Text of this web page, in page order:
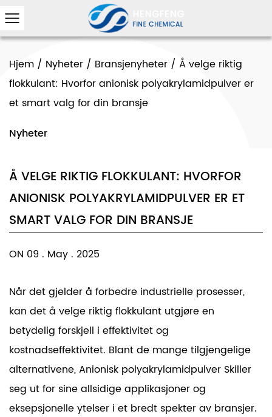
Hjem / Nyheter / Bransjenyheter / Å velge riktig
flokkulant: Hvorfor anionisk polyakrylamidpulver er
et smart valg for din bransje
Nyheter
Å VELGE RIKTIG FLOKKULANT: HVORFOR
ANIONISK POLYAKRYLAMIDPULVER ER ET
SMART VALG FOR DIN BRANSJE
ON 09 . May . 2025
Når det gjelder å forbedre industrielle prosesser,
kan det å velge riktig flokkulant utgjøre en
betydelig forskjell i effektivitet og
kostnadseffektivitet. Blant de mange tilgjengelige
alternativene,Anionisk polyakrylamidpulver Skiller
seg ut for sine allsidige applikasjoner og
eksepsjonelle ytelser i et bredt spekter av bransjer.